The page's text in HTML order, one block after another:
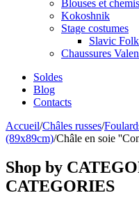
Blouses et
Kokoshnik
Stage costumes
Slavic
Chaussures
Soldes
Blog
Contacts
Accueil/Châles russes/
(89x89cm)/Châle en soie
Shop by
CATEGORIES